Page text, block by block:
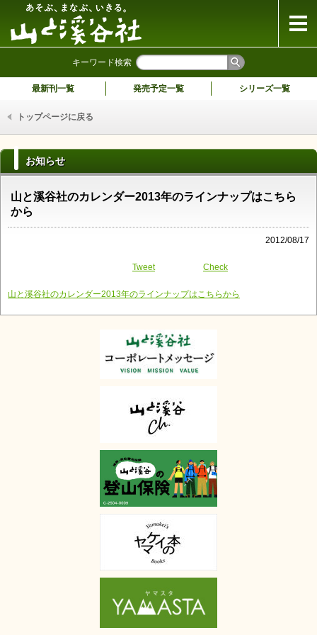
キーワード検索
最新刊一覧 発売予定一覧 シリーズ一覧
トップページに戻る
お知らせ
山と溪谷社のカレンダー2013年のラインナップはこちら
から
2012/08/17
Tweet Check
山と溪谷社のカレンダー2013年のラインナップはこちらから